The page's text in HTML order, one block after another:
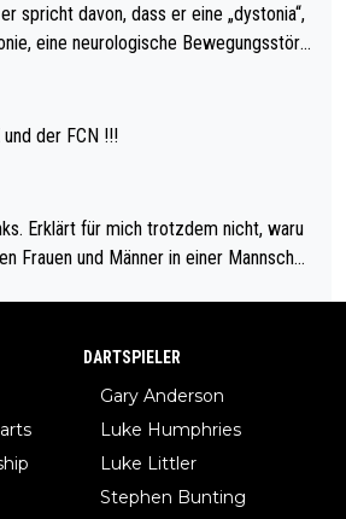
spricht davon, dass er eine „dystonia“,
eine neurologische Bewegungsstöru
dass Medikamente ihm helfen! Ich glau
viele der Dartits-Fälle fälschlich psy
behandelt werden! Dafür müsste
und nicht zum Mentaltrainer gehen…
der FCN !!!
Erklärt für mich trotzdem nicht, waru
Frauen und Männer in einer Mannschaf
ist. Gilt sogar bei den olympischen Spie
und absolut nachvollziehbar mit
DARTSPIELER
Gary Anderson
Luke Humphries
Luke Littler
Stephen Bunting